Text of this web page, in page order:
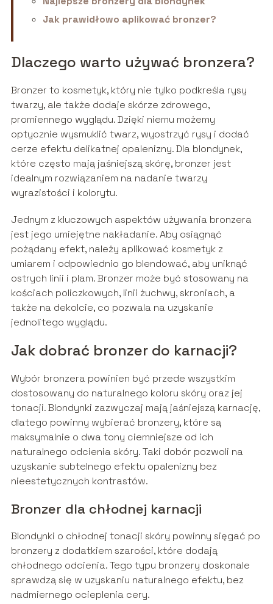
Jak prawidłowo aplikować bronzer?
Dlaczego warto używać bronzera?
Bronzer to kosmetyk, który nie tylko podkreśla rysy
twarzy, ale także dodaje skórze zdrowego,
promiennego wyglądu. Dzięki niemu możemy
optycznie wysmuklić twarz, wyostrzyć rysy i dodać
cerze efektu delikatnej opalenizny. Dla blondynek,
które często mają jaśniejszą skórę, bronzer jest
idealnym rozwiązaniem na nadanie twarzy
wyrazistości i kolorytu.
Jednym z kluczowych aspektów używania bronzera
jest jego umiejętne nakładanie. Aby osiągnąć
pożądany efekt, należy aplikować kosmetyk z
umiarem i odpowiednio go blendować, aby uniknąć
ostrych linii i plam. Bronzer może być stosowany na
kościach policzkowych, linii żuchwy, skroniach, a
także na dekolcie, co pozwala na uzyskanie
jednolitego wyglądu.
Jak dobrać bronzer do karnacji?
Wybór bronzera powinien być przede wszystkim
dostosowany do naturalnego koloru skóry oraz jej
tonacji. Blondynki zazwyczaj mają jaśniejszą karnację,
dlatego powinny wybierać bronzery, które są
maksymalnie o dwa tony ciemniejsze od ich
naturalnego odcienia skóry. Taki dobór pozwoli na
uzyskanie subtelnego efektu opalenizny bez
nieestetycznych kontrastów.
Bronzer dla chłodnej karnacji
Blondynki o chłodnej tonacji skóry powinny sięgać po
bronzery z dodatkiem szarości, które dodają
chłodnego odcienia. Tego typu bronzery doskonale
sprawdzą się w uzyskaniu naturalnego efektu, bez
nadmiernego ocieplenia cery.